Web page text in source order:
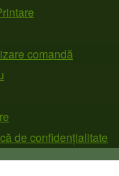
comandă
de confidențialitate